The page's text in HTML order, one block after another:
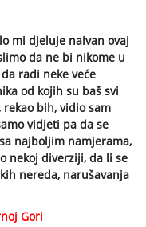
mi djeluje naivan ovaj
da ne bi nikome u
radi neke veće
od kojih su baš svi
bih, vidio sam
vidjeti pa da se
najboljim namjerama,
nekoj diverziji, da li se
nereda, narušavanja
Gori